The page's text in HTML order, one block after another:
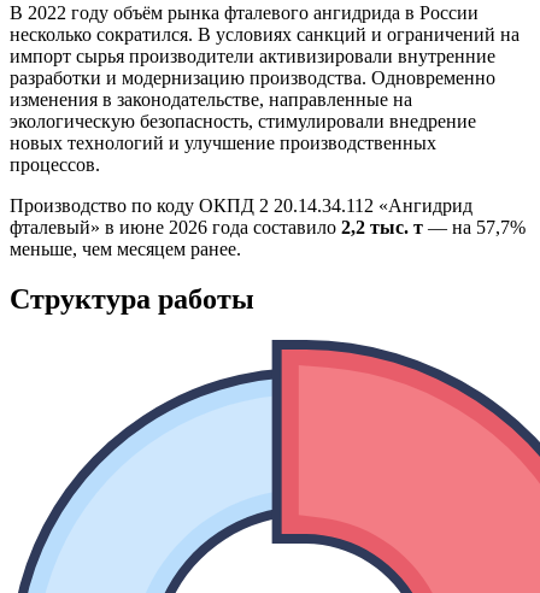
В 2022 году объём рынка фталевого ангидрида в России
несколько сократился. В условиях санкций и ограничений на
импорт сырья производители активизировали внутренние
разработки и модернизацию производства. Одновременно
изменения в законодательстве, направленные на
экологическую безопасность, стимулировали внедрение
новых технологий и улучшение производственных
процессов.
Производство по коду ОКПД 2 20.14.34.112 «Ангидрид
фталевый» в июне 2026 года составило 2,2 тыс. т — на 57,7%
меньше, чем месяцем ранее.
Структура работы